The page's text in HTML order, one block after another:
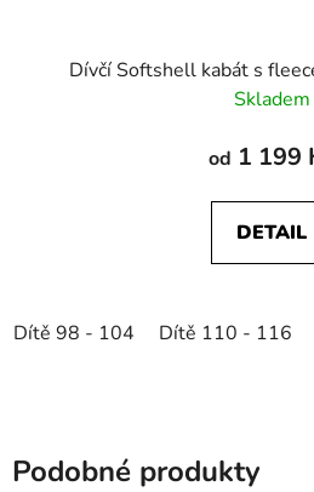
Dívčí Softshell kabát s
Skladem
od 1 199
DETAIL
Dítě 98 - 104 Dítě 110 - 116
Podobné produkty